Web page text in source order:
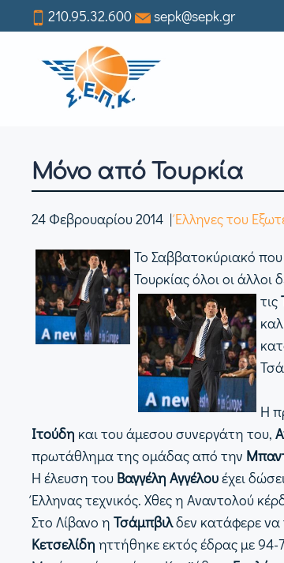
to
content
210.95.32.600 sepk@sepk.gr
Μόνο από Τουρκία
24 Φεβρουαρίου 2014 |Έλληνες του
Το Σαββατοκύριακό
Τουρκίας όλοι οι
τις
Η
Ιτούδη και του άμεσου συνεργάτη του,
πρωτάθλημα της ομάδας από την
Η έλευση του Βαγγέλη Αγγέλουέχει
Έλληνας τεχνικός. Χθες η Αναντολού
Στο Λίβανο η Τσάμπβιλδεν κατάφερε να
Κετσελίδη ηττήθηκε εκτός έδρας με 94-